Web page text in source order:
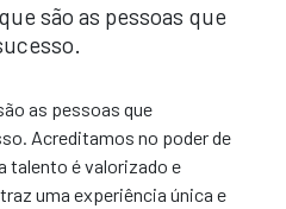
são as pessoas que
as pessoas que
Acreditamos no poder de
talento é valorizado e
uma experiência única e